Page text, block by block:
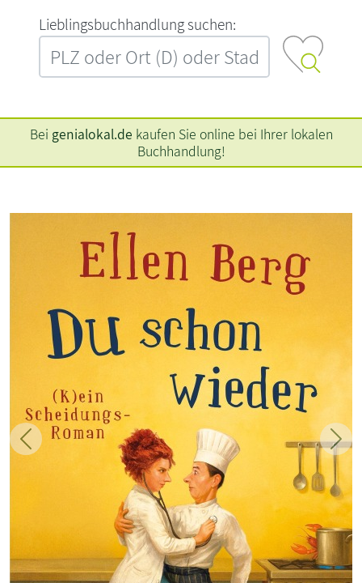
L‍i‍e‍b‍l‍i‍n‍g‍s‍b‍u‍c‍h‍h‍a‍n‍d‍l‍u‍n‍g‍ ‍s‍u‍c‍h‍e‍n‍:‍
Bei genialokal.de kaufen Sie online bei Ihrer lokalen
Buchhandlung!
Zurück